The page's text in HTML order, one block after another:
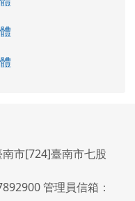
市[724]臺南市七股
管理員信箱：